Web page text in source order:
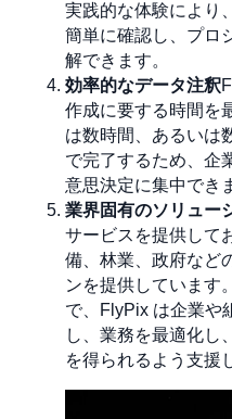
実践的な体験により
簡単に確認し、プロ
解できます。
効率的なデータ注釈
作成に要する時間を
は数時間、あるいは
で完了するため、企
意思決定に集中でき
業界固有のソリュー
サービスを提供して
備、林業、政府など
ンを提供しています
で、FlyPix は企業や
し、業務を最適化し
を得られるよう支援